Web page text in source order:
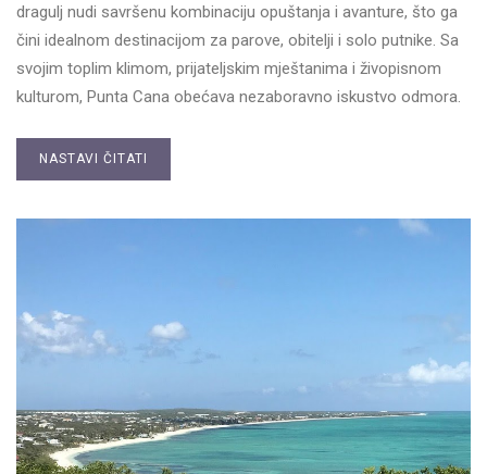
dragulj nudi savršenu kombinaciju opuštanja i avanture, što ga
čini idealnom destinacijom za parove, obitelji i solo putnike. Sa
svojim toplim klimom, prijateljskim mještanima i živopisnom
kulturom, Punta Cana obećava nezaboravno iskustvo odmora.
NASTAVI ČITATI